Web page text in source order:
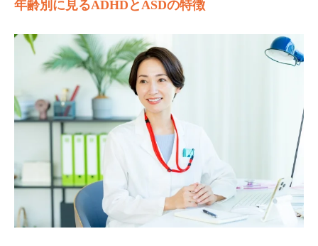
年齢別に見るADHDとASDの特徴